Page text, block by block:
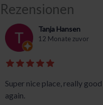
Rezensionen
Tanja Hansen
12 Monate zuvor
Super nice place, really
again.